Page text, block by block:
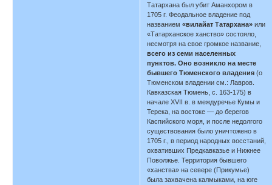
Татархана был убит Аманхором в
1705 г. Феодальное владение под
названием«вилайат Татархана» или
«Татарханское ханство» состояло,
несмотря на свое громкое название,
всего из семи населенных
пунктов. Оно возникло на месте
бывшего Тюменского владения(о
Тюменском владении см.: Лавров.
Кавказская Тюмень, с. 163-175) в
начале XVII в. в междуречье Кумы и
Терека, на востоке — до берегов
Каспийского моря, и после недолгого
существования было уничтожено в
1705 г., в период народных восстаний,
охвативших Предкавказье и Нижнее
Поволжье. Территория бывшего
«ханства» на севере (Прикумье)
была захвачена калмыками, на юге